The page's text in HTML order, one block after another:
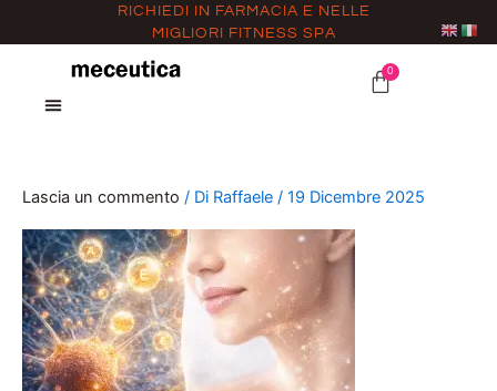
contenuto
RICHIEDI IN FARMACIA E NELLE
MIGLIORI FITNESS SPA
0
CARRELLO
Lascia un commento / Di Raffaele / 19 Dicembre 2025